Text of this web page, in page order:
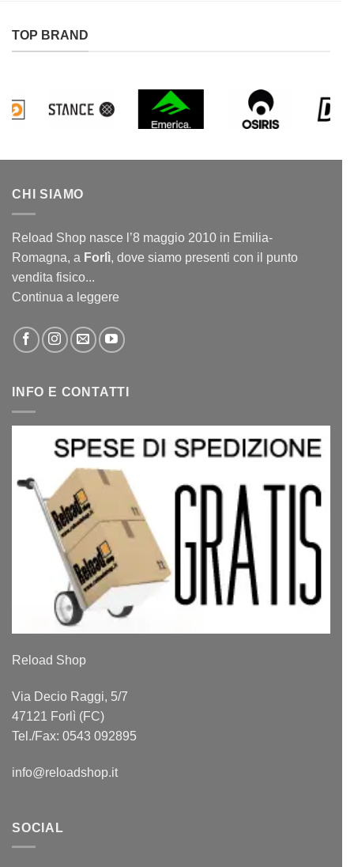
TOP BRAND
CHI SIAMO
Reload Shop nasce l’8 maggio 2010 in Emilia-
Romagna, a Forlì, dove siamo presenti con il punto
vendita fisico...
Continua a leggere
INFO E CONTATTI
Reload Shop
Via Decio Raggi, 5/7
47121 Forlì (FC)
Tel./Fax: 0543 092895
info@reloadshop.it
SOCIAL